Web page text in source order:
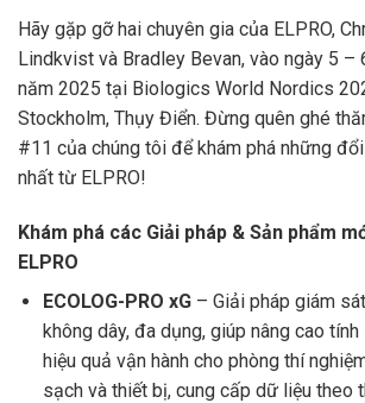
Hãy gặp gỡ hai chuyên gia của ELPRO,
Lindkvist và Bradley Bevan, vào ngày 5 –
năm 2025 tại Biologics World Nordics
Stockholm, Thụy Điển. Đừng quên ghé
#11 của chúng tôi để khám phá những
nhất từ ELPRO!
Khám phá các Giải pháp & Sản phẩm
ELPRO
ECOLOG-PRO xG– Giải pháp giám
không dây, đa dụng, giúp nâng cao
hiệu quả vận hành cho phòng thí
sạch và thiết bị, cung cấp dữ liệu theo